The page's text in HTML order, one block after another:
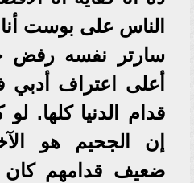
الناس على بوست أنا
سارتر نفسه رفض
أعلى اعتراف أدبي
قدام الدنيا كلها.
إن الجحيم هو
ضعيف قدامهم كان